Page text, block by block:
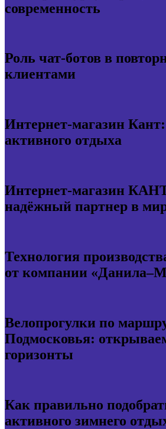
современность
Роль чат-ботов в
клиентами
Интернет-магазин Кант:
активного отдыха
Интернет-магазин
надёжный партнер в
Технология
от компании
Велопрогулки по
Подмосковья:
горизонты
Как правильно
активного зимнего